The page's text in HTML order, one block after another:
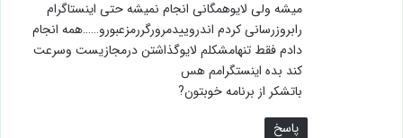
میشه ولی لایوهمگانی انجام نمیشه حتی اینستاگرام
رابروزرسانی کردم اندروییدمرورگررمزعبورو……همه انجام
دادم فقط تنهامشکلم لایوگذاشتن درمجازیست وسرعت
کند بده اینستگرامم هس
باتشکر از برنامه خوبتون?
پاسخ